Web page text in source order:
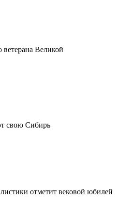
ветерана Великой
свою Сибирь
отметит вековой юбилей